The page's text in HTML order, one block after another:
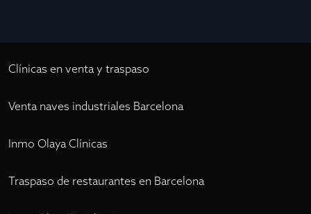
Clínicas en venta y traspaso
Venta naves industriales Barcelona
Inmo Olaya Clínicas
Traspaso de restaurantes en Barcelona